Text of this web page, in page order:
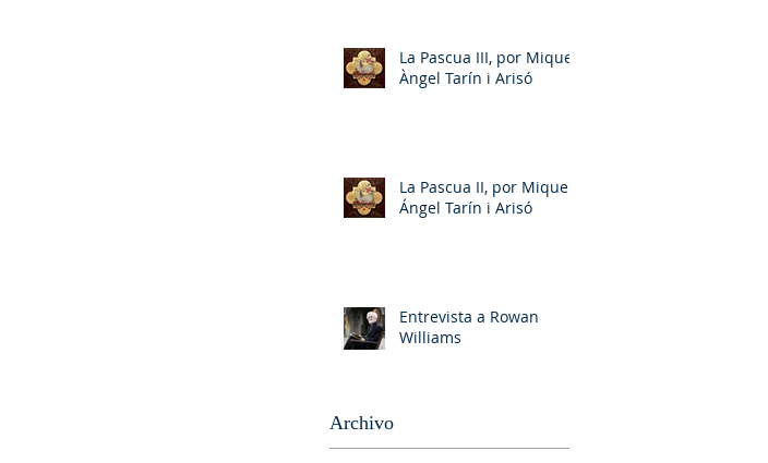
La Pascua III, por Miquel-
Àngel Tarín i Arisó
La Pascua II, por Miquel-
Ángel Tarín i Arisó
Entrevista a Rowan
Williams
Archivo